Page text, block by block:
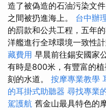
造了被偽造的石油污染文
之間被扔進海上。 台中辦
的罰款和公共工程，五年
洋艦進行全球環境一致性計
藏費用 早晨前往錫安國家
有時是800米，有豐富的
刻的水道。 按摩專業教學
的耳掛式助聽器 尋找專業
駕護航 舊金山最具特色的